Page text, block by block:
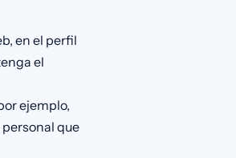
en el perfil
el
ejemplo,
que